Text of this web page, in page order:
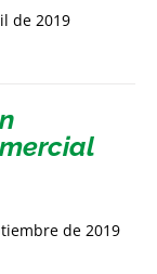
de 2019
de 2019